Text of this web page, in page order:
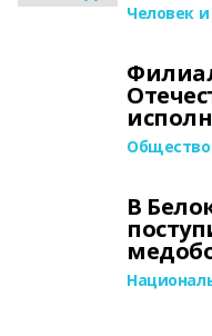
Человек
Общество
В